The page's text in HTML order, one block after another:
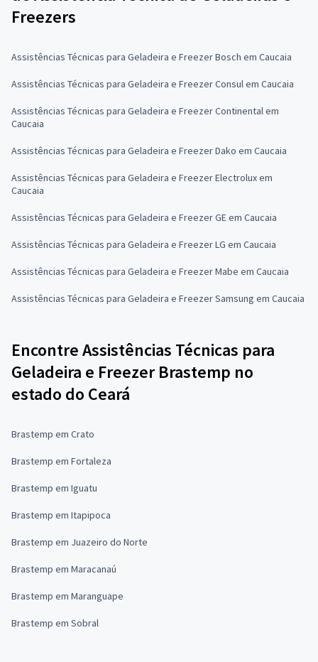
Freezers
Assistências Técnicas para Geladeira e Freezer Bosch em Caucaia
Assistências Técnicas para Geladeira e Freezer Consul em Caucaia
Assistências Técnicas para Geladeira e Freezer Continental em
Caucaia
Assistências Técnicas para Geladeira e Freezer Dako em Caucaia
Assistências Técnicas para Geladeira e Freezer Electrolux em
Caucaia
Assistências Técnicas para Geladeira e Freezer GE em Caucaia
Assistências Técnicas para Geladeira e Freezer LG em Caucaia
Assistências Técnicas para Geladeira e Freezer Mabe em Caucaia
Assistências Técnicas para Geladeira e Freezer Samsung em Caucaia
Encontre Assistências Técnicas para
Geladeira e Freezer Brastemp no
estado do Ceará
Brastemp em Crato
Brastemp em Fortaleza
Brastemp em Iguatu
Brastemp em Itapipoca
Brastemp em Juazeiro do Norte
Brastemp em Maracanaú
Brastemp em Maranguape
Brastemp em Sobral